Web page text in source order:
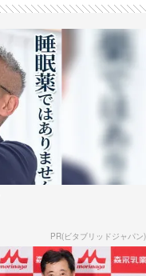
PR(ビタブリッドジャパン)